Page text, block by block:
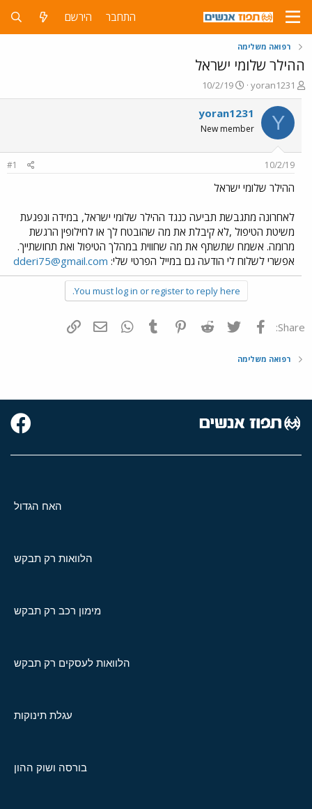
התחבר הירשם
רפואה משלימה
ההילר שלומי ישראל
פ
ו
ת
ח
ה
ו
ש
א
yoran1231
פ
ו
ר
ם
ר
10/2/19
Y
yoran1231
New member
10/2/19
#1
ההילר שלומי ישראל
לאחרונה מתגבשת תביעה כנגד ההילר שלומי ישראל, במידה ונפגעת
משיטת הטיפול ,לא קיבלת את מה שהובטח לך או לחילופין הרגשת
מרומה. אשמח שתשתף את מה שחווית במהלך הטיפול ואת תחושתייך.
אפשרי לשלוח לי הודעה גם במייל הפרטי שלי: dderi75@gmail.com
You must log in or register to reply here.
Share: פייסבוק Twitter
Reddit
Pinterest
Tumblr
WhatsAppדואר אלקטרוני
רפואה משלימה
האח הגדול
הלוואות רק תבקש
מימון רכב רק תבקש
הלוואות לעסקים רק תבקש
עגלת תינוקות
בורסה ושוק ההון